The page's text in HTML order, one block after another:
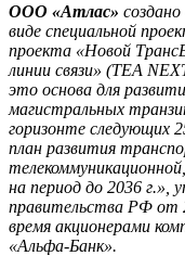
ООО «Атлас»
виде специальной
проекта «Новой
линии связи» (TEA
это основа для
магистральных
горизонте следующих
план развития
на период до 2036
правительства РФ от
время акционерами
«Альфа-Банк».